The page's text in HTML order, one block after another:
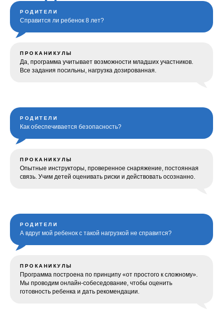
РОДИТЕЛИ
Справится ли ребенок 8 лет?
ПРОКАНИКУЛЫ
Да, программа учитывает возможности младших участников.
Все задания посильны, нагрузка дозированная.
РОДИТЕЛИ
Как обеспечивается безопасность?
ПРОКАНИКУЛЫ
Опытные инструкторы, проверенное снаряжение, постоянная
связь. Учим детей оценивать риски и действовать осознанно.
РОДИТЕЛИ
А вдруг мой ребенок с такой нагрузкой не справится?
ПРОКАНИКУЛЫ
Программа построена по принципу «от простого к сложному».
Мы проводим онлайн-собеседование, чтобы оценить
готовность ребенка и дать рекомендации.